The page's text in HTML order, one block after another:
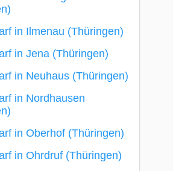
in Ilmenau (Thüringen)
in Jena (Thüringen)
in Neuhaus (Thüringen)
in Nordhausen
in Oberhof (Thüringen)
in Ohrdruf (Thüringen)